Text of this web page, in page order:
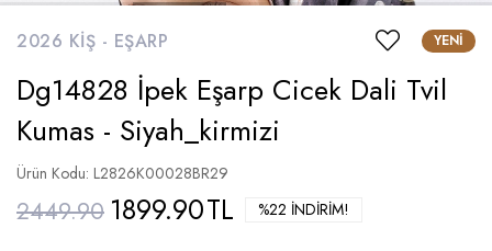
2026 KIŞ - EŞARP YENI
Dg14828 İpek Eşarp Cicek Dali Tvil
Kumas - Siyah_kirmizi
Ürün Kodu: L2826K00028BR29
2449.90 1899.90TL %22 İNDIRIM!